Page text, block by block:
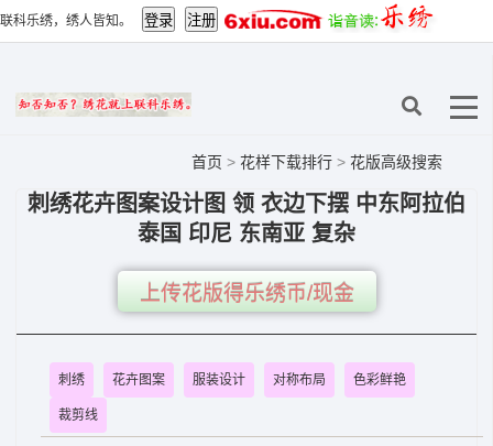
联科乐绣，绣人皆知。
首页 > 花样下载排行 > 花版高级搜索
刺绣花卉图案设计图 领 衣边下摆 中东阿拉伯
泰国 印尼 东南亚 复杂
上传花版得乐绣币/现金
刺绣 花卉图案 服装设计 对称布局 色彩鲜艳
裁剪线